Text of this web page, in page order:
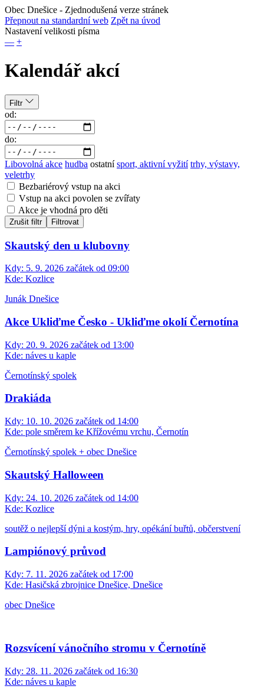
Obec Dnešice - Zjednodušená verze stránek
Přepnout na standardní web Zpět na úvod
Nastavení velikosti písma
— +
Kalendář akcí
Filtr
od:
do:
Libovolná akce hudba ostatní sport, aktivní vyžití trhy, výstavy,
veletrhy
Bezbariérový vstup na akci
Vstup na akci povolen se zvířaty
Akce je vhodná pro děti
Zrušit filtr Filtrovat
Skautský den u klubovny
Kdy: 5. 9. 2026 začátek od 09:00
Kde: Kozlice
Junák Dnešice
Akce Ukliďme Česko - Ukliďme okolí Černotína
Kdy: 20. 9. 2026 začátek od 13:00
Kde: náves u kaple
Černotínský spolek
Drakiáda
Kdy: 10. 10. 2026 začátek od 14:00
Kde: pole směrem ke Křížovému vrchu, Černotín
Černotínský spolek + obec Dnešice
Skautský Halloween
Kdy: 24. 10. 2026 začátek od 14:00
Kde: Kozlice
soutěž o nejlepší dýni a kostým, hry, opékání buřtů, občerstvení
Lampiónový průvod
Kdy: 7. 11. 2026 začátek od 17:00
Kde: Hasičská zbrojnice Dnešice, Dnešice
obec Dnešice
Rozsvícení vánočního stromu v Černotíně
Kdy: 28. 11. 2026 začátek od 16:30
Kde: náves u kaple